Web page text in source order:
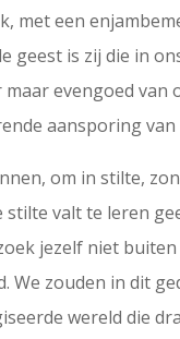
een
is zij die in
evengoed van
aansporing
om in stilte,
valt te leren
jezelf niet
zouden in dit
wereld die